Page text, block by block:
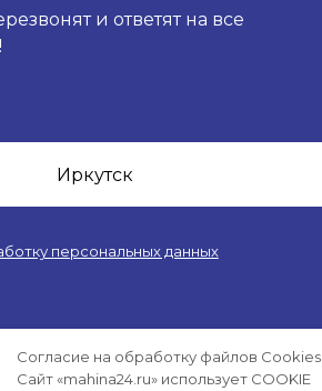
и ответят на все
персональных данных
Согласие на обработку файлов Сookies
Сайт «mahina24.ru» использует COOKIE